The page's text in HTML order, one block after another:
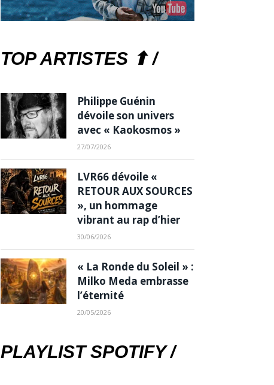
TOP ARTISTES ⬆ /
Philippe Guénin
dévoile son univers
avec « Kaokosmos »
27/07/2026
LVR66 dévoile «
RETOUR AUX SOURCES
», un hommage
vibrant au rap d’hier
30/06/2026
« La Ronde du Soleil » :
Milko Meda embrasse
l’éternité
20/05/2026
PLAYLIST SPOTIFY /